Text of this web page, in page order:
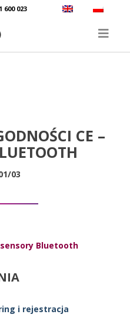
600 023
CE –
03
sensory Bluetooth
i rejestracja